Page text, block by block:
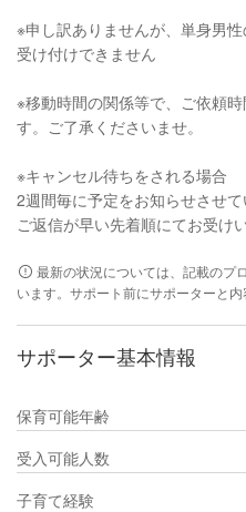
※申し訳ありませんが、単身男
受け付けできません
※移動時間の関係等で、ご依頼
す。ご了承くださいませ。
※キャンセル待ちをされる場合
2週間毎に予定をお知らせさせて
ご返信が早い先着順にてお受け
最新の状況については、記載のプ
います。サポート前にサポーターと内
サポーター基本情報
保育可能年齢
受入可能人数
子育て経験